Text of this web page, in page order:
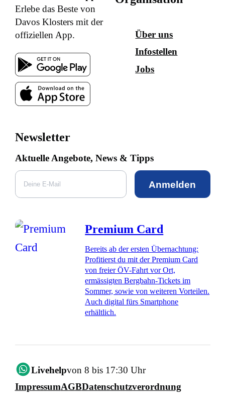
Erlebe das Beste von
Davos Klosters mit der
offiziellen App.
Über uns
Infostellen
Jobs
Newsletter
Aktuelle Angebote, News & Tipps
Anmelden
Premium Card
Bereits ab der ersten Übernachtung:
Profitierst du mit der Premium Card
von freier ÖV-Fahrt vor Ort,
ermässigten Bergbahn-Tickets im
Sommer, sowie von weiteren Vorteilen.
Auch digital fürs Smartphone
erhältlich.
Livehelpvon 8 bis 17:30 Uhr
ImpressumAGBDatenschutzverordnung